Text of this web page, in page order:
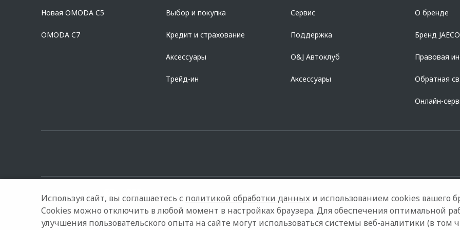
platformId=alfasiteКредит предоставляет АО Альфа-Банк. ИНН 7728168971 ОГРН 1027700067328 место нахождение 107078, г. Москва, ул.
Новая OMODA C5
OMODA C7
Выбор и покупка
Кредит и страхование
Аксессуары
Трейд-ин
Сервис
Поддержка
O&J Автоклуб
Аксессуары
О бренде
Бренд
Правовая
Обратная
Онлайн-
Используя сайт, вы соглашаетесь с политикой обработки данных и использованием cookies вашего
Cookies можно отключить в любой момент в настройках браузера. Для обеспечения оптимальной
улучшения пользовательского опыта на сайте могут использоваться системы веб-аналитики (в том